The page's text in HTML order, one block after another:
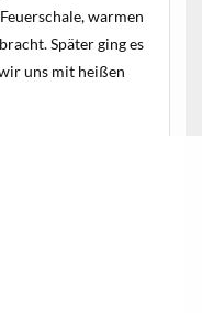
warmen
Später ging es
uns mit heißen